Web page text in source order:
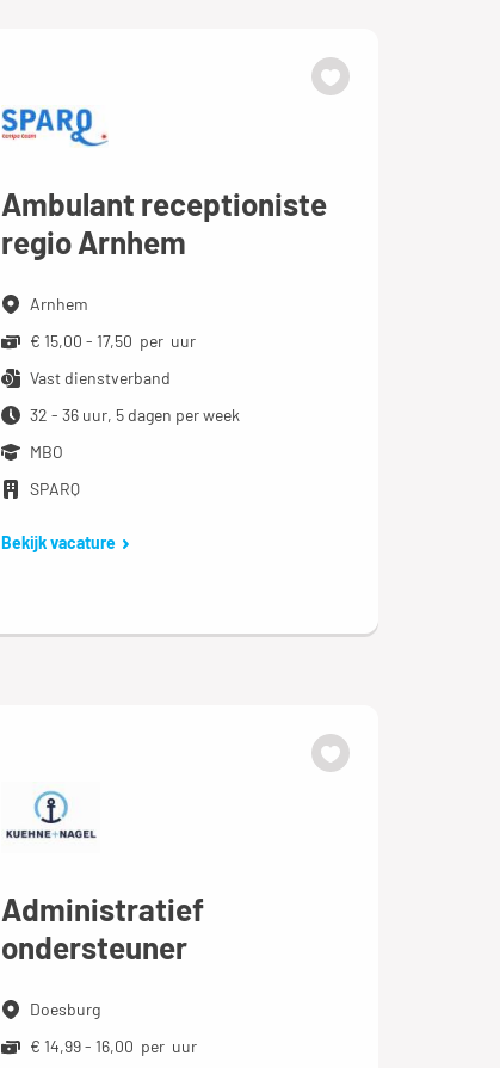
Ambulant receptioniste
regio Arnhem
Arnhem
€ 15,00 - 17,50 per uur
Vast dienstverband
32 - 36 uur, 5 dagen per week
MBO
SPARQ
Bekijk vacature
Administratief
ondersteuner
Doesburg
€ 14,99 - 16,00 per uur